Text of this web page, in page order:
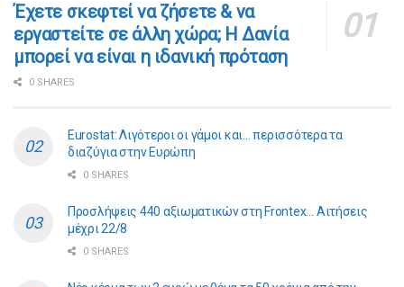
​​Έχετε σκεφτεί να ζήσετε & να
εργαστείτε σε άλλη χώρα; Η Δανία
μπορεί να είναι η ιδανική πρόταση
0 SHARES
Eurostat: Λιγότεροι οι γάμοι και… περισσότερα τα
διαζύγια στην Ευρώπη
0 SHARES
Προσλήψεις 440 αξιωματικών στη Frontex… Αιτήσεις
μέχρι 22/8
0 SHARES